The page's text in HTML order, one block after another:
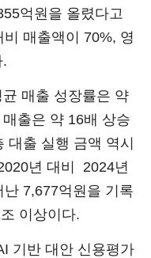
억원을 올렸다고
매출액이 70%, 영
매출 성장률은 약
출은 약 16배 상승
대출 실행 금액 역시
년 대비 2024년
7,677억원을 기록
이상이다.
기반 대안 신용평가